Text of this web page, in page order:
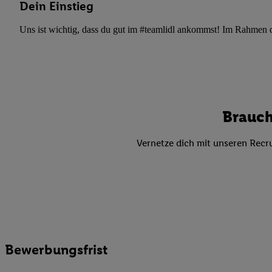
Dein Einstieg
Uns ist wichtig, dass du gut im #teamlidl ankommst! Im Rahmen
Vernetze dich mit unseren
Bewerbungsfrist
und Funktionen im
Verwendung
oder Zugriff auf
reduzierter Daten
zur Auswahl